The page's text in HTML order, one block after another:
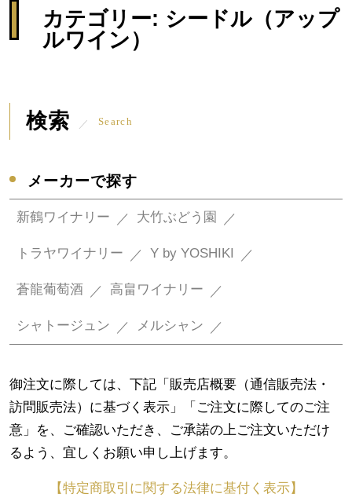
カテゴリー: シードル（アップ
ルワイン）
検索 Search
メーカーで探す
新鶴ワイナリー 大竹ぶどう園
トラヤワイナリー Y by YOSHIKI
蒼龍葡萄酒 高畠ワイナリー
シャトージュン メルシャン
御注文に際しては、下記「販売店概要（通信販売法・
訪問販売法）に基づく表示」「ご注文に際してのご注
意」を、ご確認いただき、ご承諾の上ご注文いただけ
るよう、宜しくお願い申し上げます。
【特定商取引に関する法律に基付く表示】